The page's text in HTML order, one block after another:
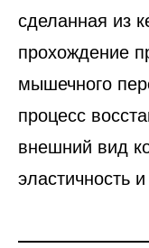
сделанная из
прохождение
мышечного
процесс
внешний вид
эластичность и